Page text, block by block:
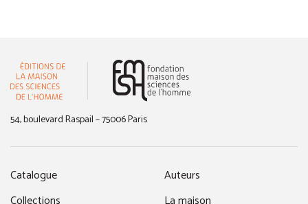
54, boulevard Raspail – 75006 Paris
Catalogue
Auteurs